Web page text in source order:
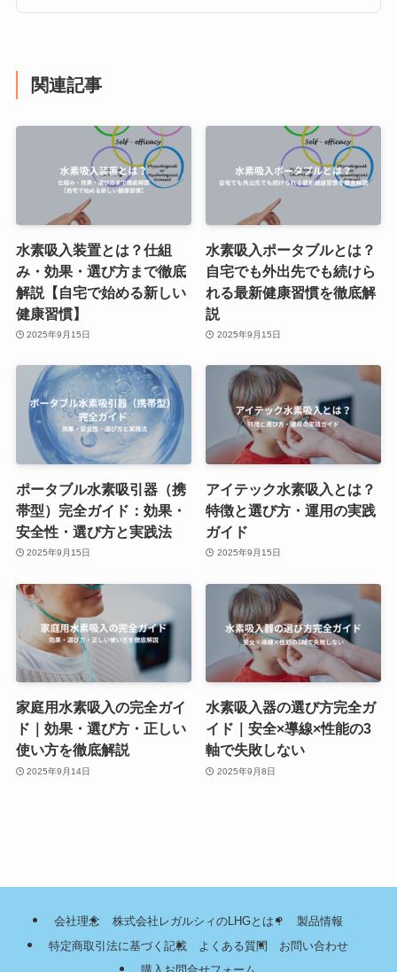
関連記事
水素吸入装置とは？仕組
み・効果・選び方まで徹底
解説【自宅で始める新しい
健康習慣】
2025年9月15日
水素吸入ポータブルとは？
自宅でも外出先でも続けら
れる最新健康習慣を徹底解
説
2025年9月15日
ポータブル水素吸引器（携
帯型）完全ガイド：効果・
安全性・選び方と実践法
2025年9月15日
アイテック水素吸入とは？
特徴と選び方・運用の実践
ガイド
2025年9月15日
家庭用水素吸入の完全ガイ
ド｜効果・選び方・正しい
使い方を徹底解説
2025年9月14日
水素吸入器の選び方完全ガ
イド｜安全×導線×性能の3
軸で失敗しない
2025年9月8日
会社理念 株式会社レガルシィのLHGとは？
製品情報
特定商取引法に基づく記載
よくある質問
お問い合わせ